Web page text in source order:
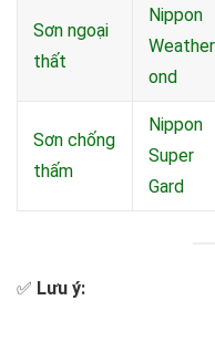
Sơn ngoại
thất
Nippon
ond
Sơn chống
thấm
Nippon
Super
Gard
✅ Lưu ý: